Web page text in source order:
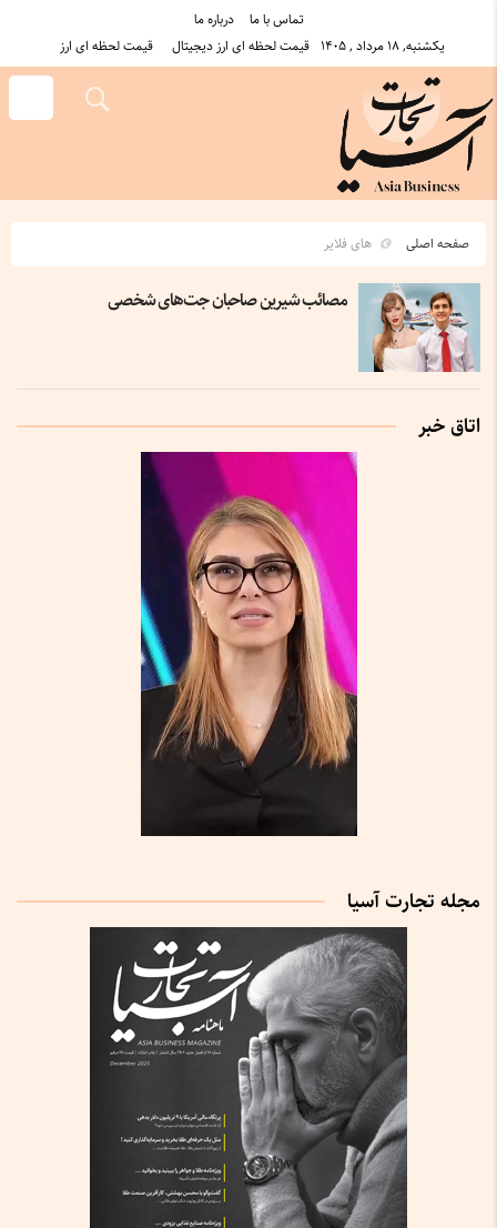
درباره ما
تماس با ما
یکشنبه, ۱۸ مرداد , ۱۴۰۵
قیمت لحظه ای ارز دیجیتال قیمت لحظه ای ارز
صفحه اصلی های فلایر
مصائب شیرین صاحبان جت‌های شخصی
اتاق خبر
مجله تجارت آسیا